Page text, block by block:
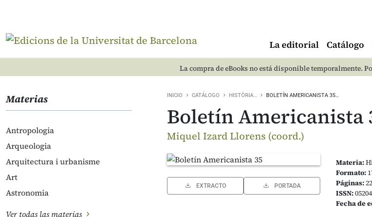
La editorial Catálogo
La compra de eBooks no está disponible temporalmente.
Materias
Antropologia
Arqueologia
Arquitectura i urbanisme
Art
Astronomia
Ver todas las materias
INICIO CATÁLOGO HISTÒRIA… BOLETÍN AMERICANISTA 35…
Boletín Americanista
Miquel Izard Llorens (coord.)
EXTRACTO PORTADA
Materia:
Formato:
Páginas:
ISSN:
Fecha de